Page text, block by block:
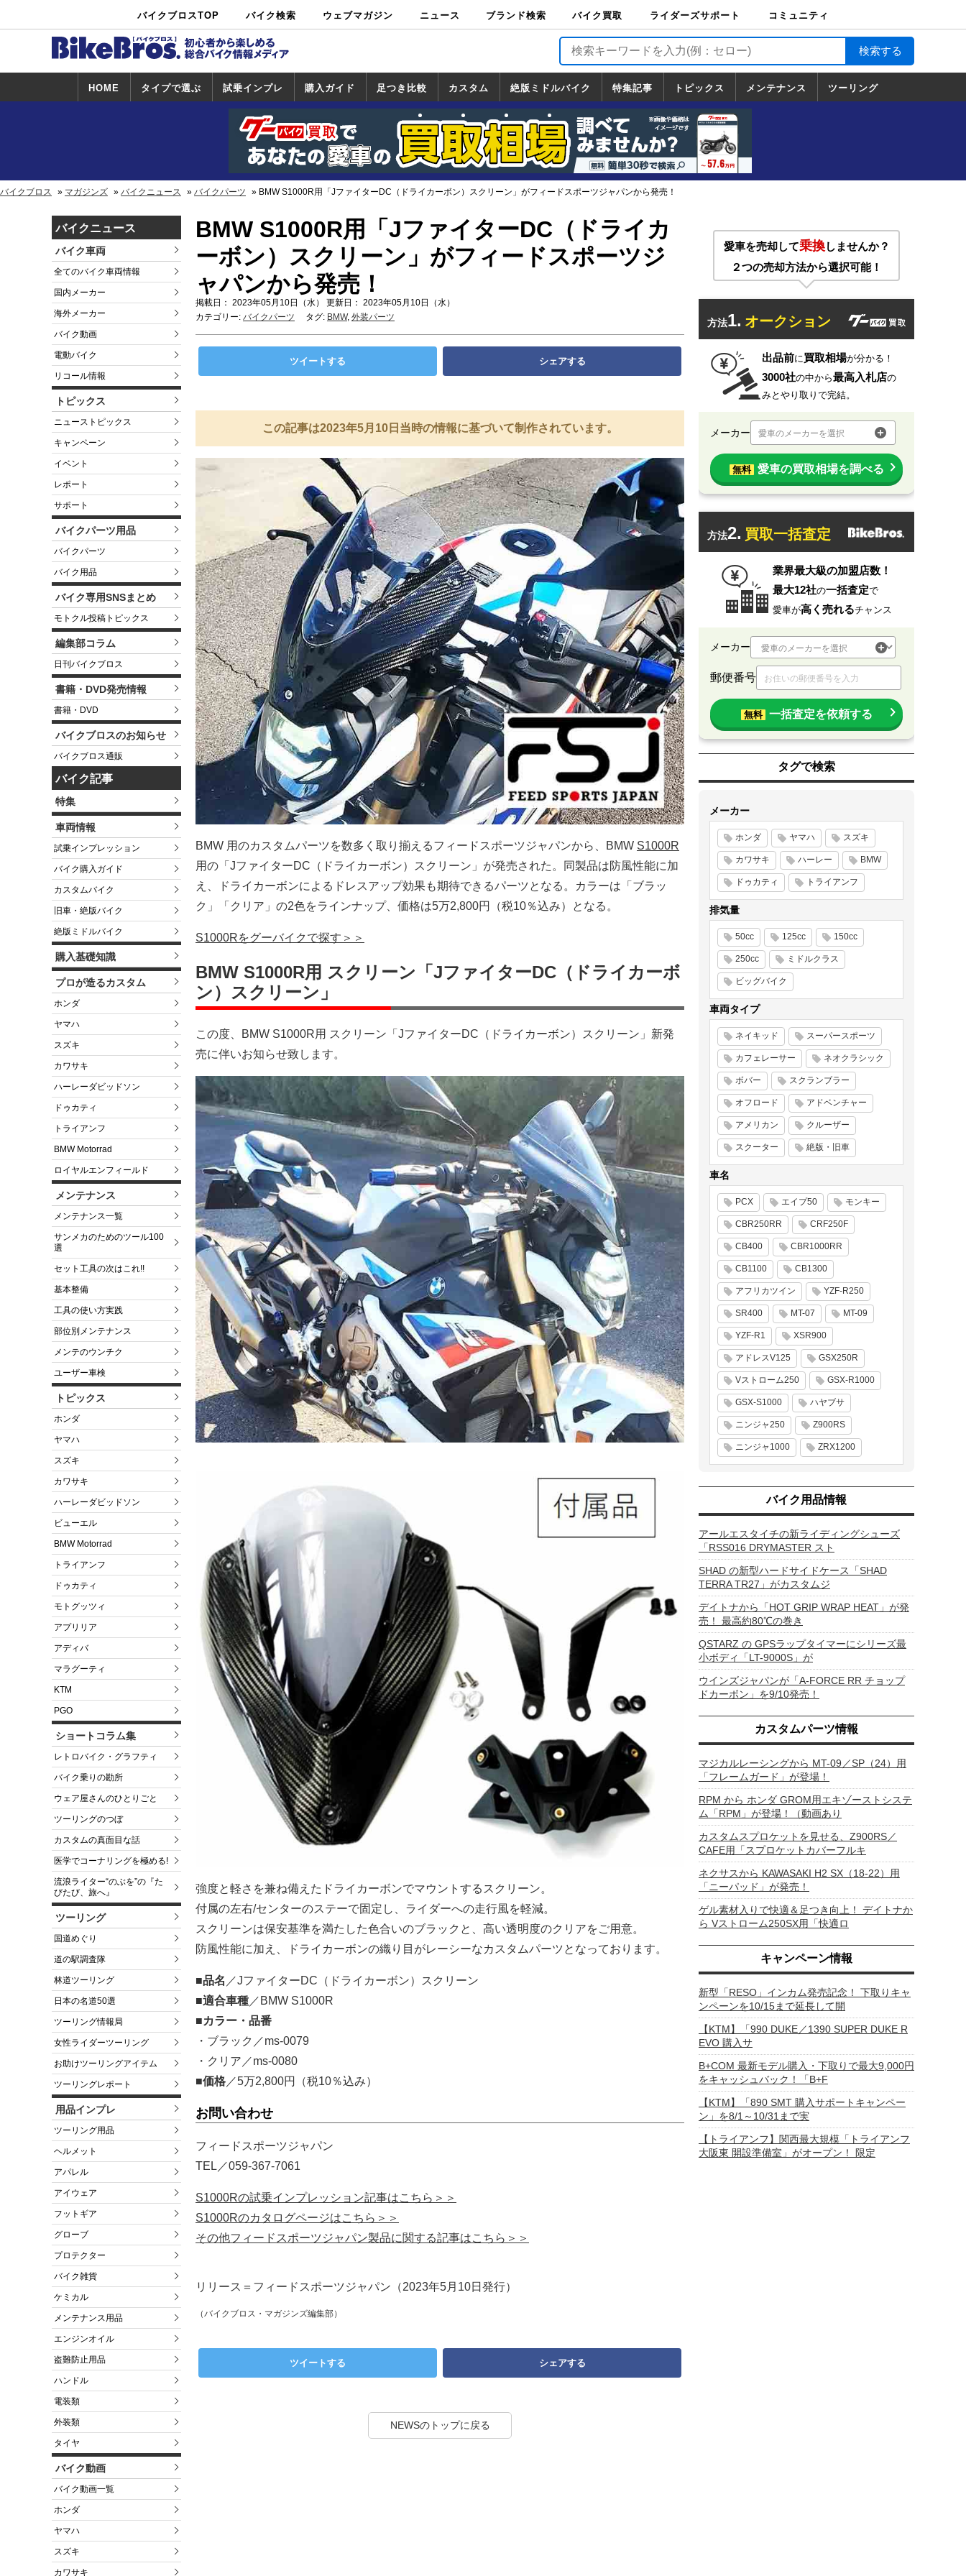
バイクブロスTOP バイク検索
中古バイ
ク・新車検
カタログ検
索
ショップ検
索
ウェブマガジン ニュース ブランド検索 バイク買取
バイク買取
ライダーズサポート
ライダーズサポート
TOP
バイク輸送
バイクガレージライ
フ
バイク車両保険
ロードサービス
バイク試乗
コミュニティ
HOME タイプで選ぶ 試乗インプレ
試乗インプレ
一覧
ホンダ
ヤマハ
スズキ
カワサキ
ハーレー
BMW
トライアンフ
ドゥカティ
購入ガイド
一覧
足つき比較 カスタム
カスタム
一覧
ホンダ
ヤマハ
スズキ
カワサキ
絶版ミドルバイク
絶版ミドルバイク
一覧
ホンダ
ヤマハ
スズキ
カワサキ
特集記事 トピックス
トピックス
一覧
ホンダ
ヤマハ
スズキ
カワサキ
ハーレーダ
ビッドソン
BMW
ドゥカティ
トライアン
フ
メンテナンス ツーリング
道の駅調査隊
ツーリング情報局
日本の道50選
国道めぐり
林道ツーリング
バイクブロス マガジンズ バイクニュース バイクパーツ BMW S1000R用「JファイターDC（ドライカーボン）スクリーン」がフィードスポーツジャパンから発売！
バイクニュース
バイク車両
全てのバイク車両情報
国内メーカー
海外メーカー
バイク動画
電動バイク
リコール情報
トピックス
ニューストピックス
キャンペーン
イベント
レポート
サポート
バイクパーツ用品
バイクパーツ
バイク用品
バイク専用SNSまとめ
モトクル投稿トピックス
編集部コラム
日刊バイクブロス
書籍・DVD発売情報
書籍・DVD
バイクブロスのお知らせ
バイクブロス通販
バイク記事
特集
車両情報
試乗インプレッション
バイク購入ガイド
カスタムバイク
旧車・絶版バイク
絶版ミドルバイク
購入基礎知識
プロが造るカスタム
ホンダ
ヤマハ
スズキ
カワサキ
ハーレーダビッドソン
ドゥカティ
トライアンフ
BMW Motorrad
ロイヤルエンフィールド
メンテナンス
メンテナンス一覧
サンメカのためのツール100
選
セット工具の次はこれ!!
基本整備
工具の使い方実践
部位別メンテナンス
メンテのウンチク
ユーザー車検
トピックス
ホンダ
ヤマハ
スズキ
カワサキ
ハーレーダビッドソン
ビューエル
BMW Motorrad
トライアンフ
ドゥカティ
モトグッツィ
アプリリア
アディバ
マラグーティ
KTM
PGO
ショートコラム集
レトロバイク・グラフティ
バイク乗りの勘所
ウェア屋さんのひとりごと
ツーリングのつぼ
カスタムの真面目な話
医学でコーナリングを極める!
流浪ライター“のぶを”の『た
びたび、旅へ』
ツーリング
国道めぐり
道の駅調査隊
林道ツーリング
日本の名道50選
ツーリング情報局
女性ライダーツーリング
お助けツーリングアイテム
ツーリングレポート
用品インプレ
ツーリング用品
ヘルメット
アパレル
アイウェア
フットギア
グローブ
プロテクター
バイク雑貨
ケミカル
メンテナンス用品
エンジンオイル
盗難防止用品
ハンドル
電装類
外装類
タイヤ
バイク動画
バイク動画一覧
ホンダ
ヤマハ
スズキ
カワサキ
BMW S1000R用「JファイターDC（ドライカ
ーボン）スクリーン」がフィードスポーツジ
ャパンから発売！
掲載日： 2023年05月10日（水） 更新日： 2023年05月10日（水）
カテゴリー: バイクパーツ タグ: BMW, 外装パーツ
ツイートする シェアする
この記事は2023年5月10日当時の情報に基づいて制作されています。
BMW 用のカスタムパーツを数多く取り揃えるフィードスポーツジャパンから、BMW S1000R
用の「JファイターDC（ドライカーボン）スクリーン」が発売された。同製品は防風性能に加
え、ドライカーボンによるドレスアップ効果も期待できるパーツとなる。カラーは「ブラッ
ク」「クリア」の2色をラインナップ、価格は5万2,800円（税10％込み）となる。
S1000Rをグーバイクで探す＞＞
BMW S1000R用 スクリーン「JファイターDC（ドライカーボ
ン）スクリーン」
この度、BMW S1000R用 スクリーン「JファイターDC（ドライカーボン）スクリーン」新発
売に伴いお知らせ致します。
強度と軽さを兼ね備えたドライカーボンでマウントするスクリーン。
付属の左右/センターのステーで固定し、ライダーへの走行風を軽減。
スクリーンは保安基準を満たした色合いのブラックと、高い透明度のクリアをご用意。
防風性能に加え、ドライカーボンの織り目がレーシーなカスタムパーツとなっております。
■品名 ／JファイターDC（ドライカーボン）スクリーン
■適合車種 ／BMW S1000R
■カラー・品番
・ブラック／ms-0079
・クリア／ms-0080
■価格 ／5万2,800円（税10％込み）
お問い合わせ
フィードスポーツジャパン
TEL／059-367-7061
S1000Rの試乗インプレッション記事はこちら＞＞
S1000Rのカタログページはこちら＞＞
その他フィードスポーツジャパン製品に関する記事はこちら＞＞
リリース＝フィードスポーツジャパン（2023年5月10日発行）
（バイクブロス・マガジンズ編集部）
ツイートする シェアする
NEWSのトップに戻る
愛車を売却して乗換しませんか？
２つの売却方法から選択可能！
方法1. オークション
出品前に買取相場が分かる！
3000社の中から最高入札店の
みとやり取りで完結。
メーカー 愛車のメーカーを選択
無料 愛車の買取相場を調べる
方法2. 買取一括査定
業界最大級の加盟店数！
最大12社の一括査定で
愛車が高く売れるチャンス
メーカー
郵便番号
無料 一括査定を依頼する
タグで検索
メーカー
ホンダ ヤマハ スズキ
カワサキ ハーレー BMW
ドゥカティ トライアンフ
排気量
50cc 125cc 150cc
250cc ミドルクラス
ビッグバイク
車両タイプ
ネイキッド スーパースポーツ
カフェレーサー ネオクラシック
ボバー スクランブラー
オフロード アドベンチャー
アメリカン クルーザー
スクーター 絶版・旧車
車名
PCX エイプ50 モンキー
CBR250RR CRF250F
CB400 CBR1000RR
CB1100 CB1300
アフリカツイン YZF-R250
SR400 MT-07 MT-09
YZF-R1 XSR900
アドレスV125 GSX250R
Vストローム250 GSX-R1000
GSX-S1000 ハヤブサ
ニンジャ250 Z900RS
ニンジャ1000 ZRX1200
バイク用品情報
アールエスタイチの新ライディングシューズ
「RSS016 DRYMASTER スト
SHAD の新型ハードサイドケース「SHAD
TERRA TR27」がカスタムジ
デイトナから「HOT GRIP WRAP HEAT」が発
売！ 最高約80℃の巻き
QSTARZ の GPSラップタイマーにシリーズ最
小ボディ「LT-9000S」が
ウインズジャパンが「A-FORCE RR チョップ
ドカーボン」を9/10発売！
カスタムパーツ情報
マジカルレーシングから MT-09／SP（24）用
「フレームガード」が登場！
RPM から ホンダ GROM用エキゾーストシステ
ム「RPM」が登場！（動画あり
カスタムスプロケットを見せる、Z900RS／
CAFE用「スプロケットカバーフルキ
ネクサスから KAWASAKI H2 SX（18-22）用
「ニーパッド」が発売！
ゲル素材入りで快適＆足つき向上！ デイトナか
ら Vストローム250SX用「快適ロ
キャンペーン情報
新型「RESO」インカム発売記念！ 下取りキャ
ンペーンを10/15まで延長して開
【KTM】「990 DUKE／1390 SUPER DUKE R
EVO 購入サ
B+COM 最新モデル購入・下取りで最大9,000円
をキャッシュバック！「B+F
【KTM】「890 SMT 購入サポートキャンペー
ン」を8/1～10/31まで実
【トライアンフ】関西最大規模「トライアンフ
大阪東 開設準備室」がオープン！ 限定